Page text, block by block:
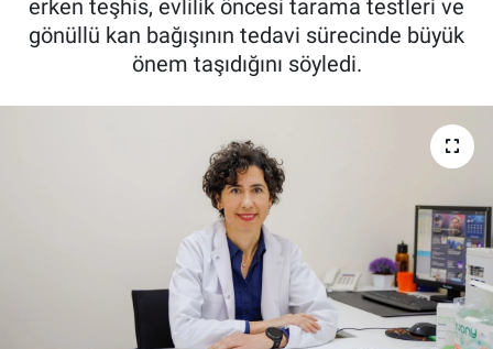
erken teşhis, evlilik öncesi tarama testleri ve
gönüllü kan bağışının tedavi sürecinde büyük
önem taşıdığını söyledi.
Haber Arşivi